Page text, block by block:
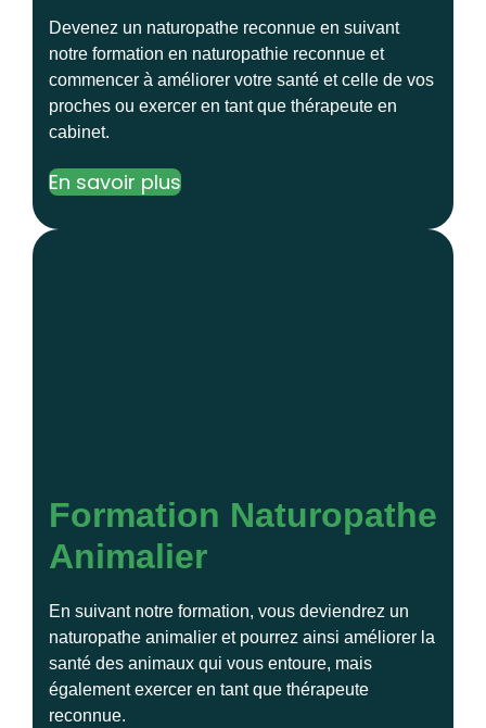
Devenez un naturopathe reconnue en suivant
notre formation en naturopathie reconnue et
commencer à améliorer votre santé et celle de vos
proches ou exercer en tant que thérapeute en
cabinet.
En savoir plus
Formation Naturopathe
Animalier
En suivant notre formation, vous deviendrez un
naturopathe animalier et pourrez ainsi améliorer la
santé des animaux qui vous entoure, mais
également exercer en tant que thérapeute
reconnue.